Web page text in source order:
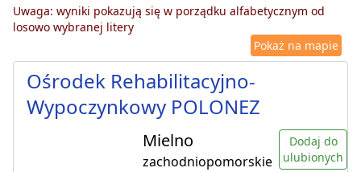
Uwaga: wyniki pokazują się w porządku alfabetycznym od
losowo wybranej litery
Pokaż na mapie
Ośrodek Rehabilitacyjno-
Wypoczynkowy POLONEZ
Mielno
zachodniopomorskie
Dodaj do
ulubionych